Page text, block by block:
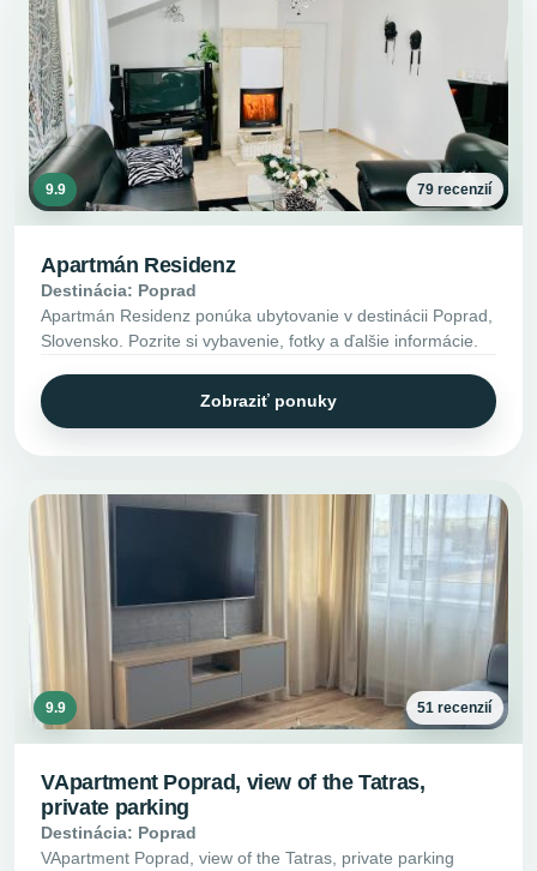
9.9 79 recenzií
Apartmán Residenz
Destinácia: Poprad
Apartmán Residenz ponúka ubytovanie v destinácii Poprad,
Slovensko. Pozrite si vybavenie, fotky a ďalšie informácie.
Zobraziť ponuky
9.9 51 recenzií
VApartment Poprad, view of the Tatras,
private parking
Destinácia: Poprad
VApartment Poprad, view of the Tatras, private parking